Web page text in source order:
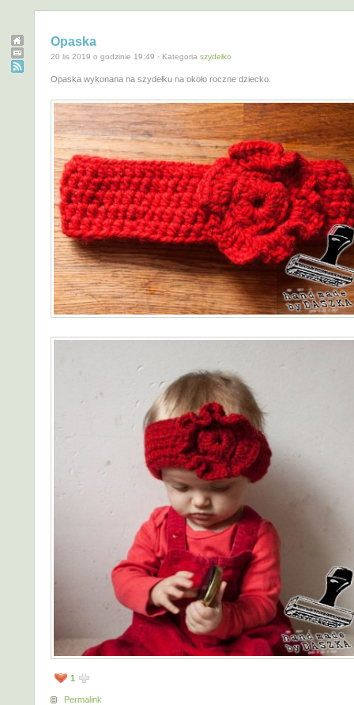
Opaska
20 lis 2019 o godzinie 19:49 · Kategoria szydełko
Opaska wykonana na szydełku na około roczne dziecko.
1
Permalink